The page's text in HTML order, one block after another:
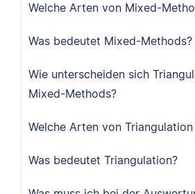
Welche Arten von Mixed-
Was bedeutet Mixed-Methods?
Wie unterscheiden sich
Mixed-Methods?
Welche Arten von
Was bedeutet Triangulation?